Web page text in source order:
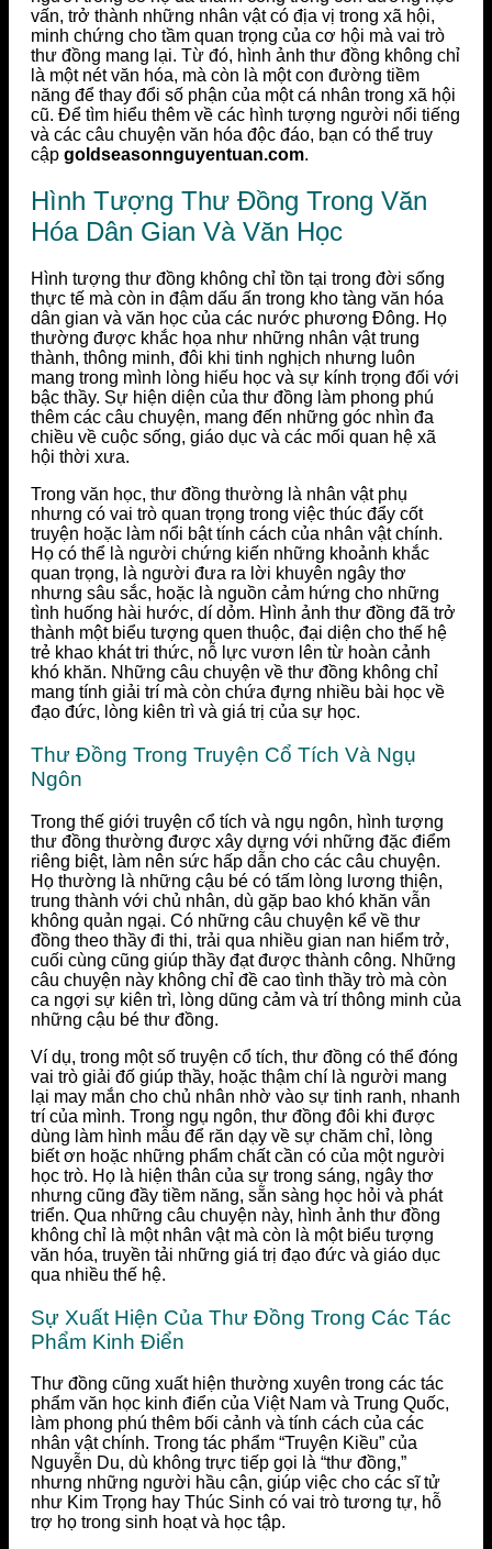
vấn, trở thành những nhân vật có địa vị trong xã hội,
minh chứng cho tầm quan trọng của cơ hội mà vai trò
thư đồng mang lại. Từ đó, hình ảnh thư đồng không chỉ
là một nét văn hóa, mà còn là một con đường tiềm
năng để thay đổi số phận của một cá nhân trong xã hội
cũ. Để tìm hiểu thêm về các hình tượng người nổi tiếng
và các câu chuyện văn hóa độc đáo, bạn có thể truy
cập goldseasonnguyentuan.com.
Hình Tượng Thư Đồng Trong Văn
Hóa Dân Gian Và Văn Học
Hình tượng thư đồng không chỉ tồn tại trong đời sống
thực tế mà còn in đậm dấu ấn trong kho tàng văn hóa
dân gian và văn học của các nước phương Đông. Họ
thường được khắc họa như những nhân vật trung
thành, thông minh, đôi khi tinh nghịch nhưng luôn
mang trong mình lòng hiếu học và sự kính trọng đối với
bậc thầy. Sự hiện diện của thư đồng làm phong phú
thêm các câu chuyện, mang đến những góc nhìn đa
chiều về cuộc sống, giáo dục và các mối quan hệ xã
hội thời xưa.
Trong văn học, thư đồng thường là nhân vật phụ
nhưng có vai trò quan trọng trong việc thúc đẩy cốt
truyện hoặc làm nổi bật tính cách của nhân vật chính.
Họ có thể là người chứng kiến những khoảnh khắc
quan trọng, là người đưa ra lời khuyên ngây thơ
nhưng sâu sắc, hoặc là nguồn cảm hứng cho những
tình huống hài hước, dí dỏm. Hình ảnh thư đồng đã trở
thành một biểu tượng quen thuộc, đại diện cho thế hệ
trẻ khao khát tri thức, nỗ lực vươn lên từ hoàn cảnh
khó khăn. Những câu chuyện về thư đồng không chỉ
mang tính giải trí mà còn chứa đựng nhiều bài học về
đạo đức, lòng kiên trì và giá trị của sự học.
Thư Đồng Trong Truyện Cổ Tích Và Ngụ
Ngôn
Trong thế giới truyện cổ tích và ngụ ngôn, hình tượng
thư đồng thường được xây dựng với những đặc điểm
riêng biệt, làm nên sức hấp dẫn cho các câu chuyện.
Họ thường là những cậu bé có tấm lòng lương thiện,
trung thành với chủ nhân, dù gặp bao khó khăn vẫn
không quản ngại. Có những câu chuyện kể về thư
đồng theo thầy đi thi, trải qua nhiều gian nan hiểm trở,
cuối cùng cũng giúp thầy đạt được thành công. Những
câu chuyện này không chỉ đề cao tình thầy trò mà còn
ca ngợi sự kiên trì, lòng dũng cảm và trí thông minh của
những cậu bé thư đồng.
Ví dụ, trong một số truyện cổ tích, thư đồng có thể đóng
vai trò giải đố giúp thầy, hoặc thậm chí là người mang
lại may mắn cho chủ nhân nhờ vào sự tinh ranh, nhanh
trí của mình. Trong ngụ ngôn, thư đồng đôi khi được
dùng làm hình mẫu để răn dạy về sự chăm chỉ, lòng
biết ơn hoặc những phẩm chất cần có của một người
học trò. Họ là hiện thân của sự trong sáng, ngây thơ
nhưng cũng đầy tiềm năng, sẵn sàng học hỏi và phát
triển. Qua những câu chuyện này, hình ảnh thư đồng
không chỉ là một nhân vật mà còn là một biểu tượng
văn hóa, truyền tải những giá trị đạo đức và giáo dục
qua nhiều thế hệ.
Sự Xuất Hiện Của Thư Đồng Trong Các Tác
Phẩm Kinh Điển
Thư đồng cũng xuất hiện thường xuyên trong các tác
phẩm văn học kinh điển của Việt Nam và Trung Quốc,
làm phong phú thêm bối cảnh và tính cách của các
nhân vật chính. Trong tác phẩm “Truyện Kiều” của
Nguyễn Du, dù không trực tiếp gọi là “thư đồng,”
nhưng những người hầu cận, giúp việc cho các sĩ tử
như Kim Trọng hay Thúc Sinh có vai trò tương tự, hỗ
trợ họ trong sinh hoạt và học tập.